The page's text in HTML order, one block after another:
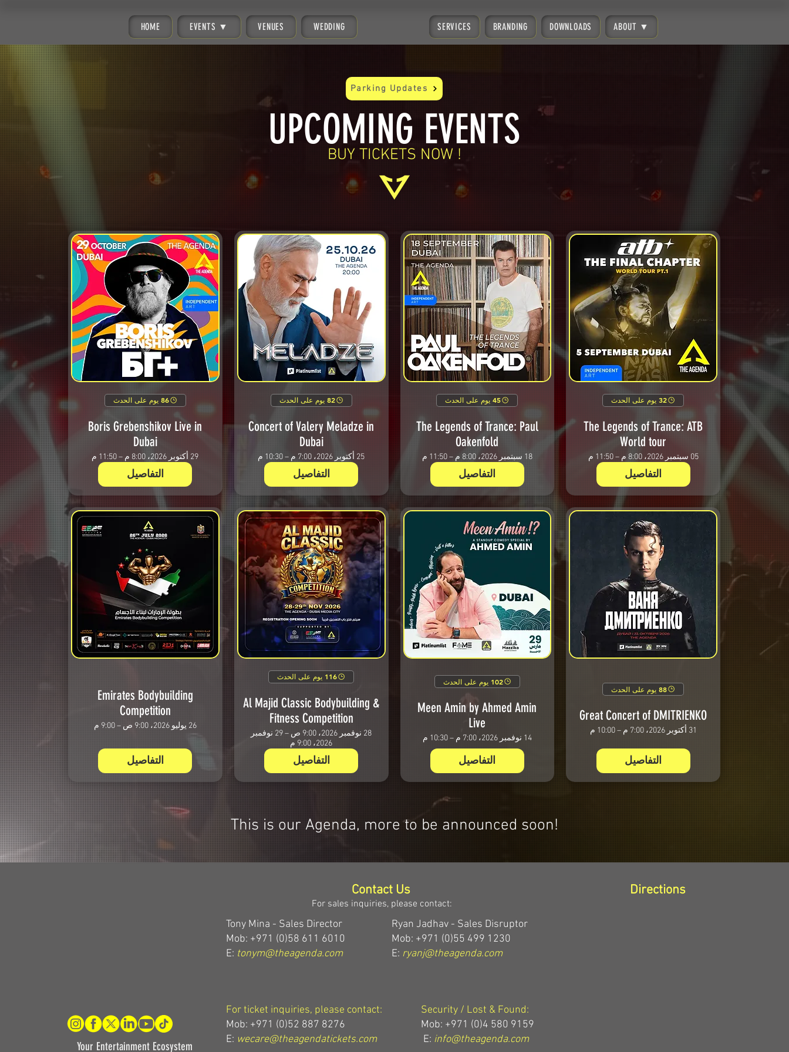
HOME EVENTS ▼ VENUES WEDDING SERVICES BRANDING DOWNLOADS ABOUT ▼
Parking Updates
UPCOMING EVENTS
BUY TICKETS NOW !
32 يوم على الحدث
The Legends of Trance: ATB
World tour
05 سبتمبر 2026، 8:00 م – 11:50 م
التفاصيل
45 يوم على الحدث
The Legends of Trance: Paul
Oakenfold
18 سبتمبر 2026، 8:00 م – 11:50 م
التفاصيل
82 يوم على الحدث
Concert of Valery Meladze in
Dubai
25 أكتوبر 2026، 7:00 م – 10:30 م
التفاصيل
86 يوم على الحدث
Boris Grebenshikov Live in
Dubai
29 أكتوبر 2026، 8:00 م – 11:50 م
التفاصيل
88 يوم على الحدث
Great Concert of DMITRIENKO
31 أكتوبر 2026، 7:00 م – 10:00 م
التفاصيل
102 يوم على الحدث
Meen Amin by Ahmed Amin
Live
14 نوفمبر 2026، 7:00 م – 10:30 م
التفاصيل
116 يوم على الحدث
Al Majid Classic Bodybuilding &
Fitness Competition
28 نوفمبر 2026، 9:00 ص – 29 نوفمبر
2026، 9:00 م
التفاصيل
Emirates Bodybuilding
Competition
26 يوليو 2026، 9:00 ص – 9:00 م
التفاصيل
This is our Agenda, more to be announced soon!
Your Entertainment Ecosystem
Contact Us
For sales inquiries, please contact:
Tony Mina - Sales Director
Mob: +971 (0)58 611 6010
E: tonym@theagenda.com
Ryan Jadhav - Sales Disruptor
Mob: +971 (0)55 499 1230
E: ryanj@theagenda.com
For ticket inquiries, please contact:
Mob: +971 (0)52 887 8276
E: wecare@theagendatickets.com
Security / Lost & Found:
Mob: +971 (0)4 580 9159
E: info@theagenda.com
Directions